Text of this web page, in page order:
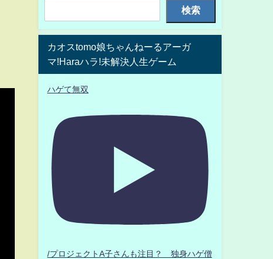
検索
カオスtomo娘ちゃんねーるアーガ
マ!Haraハラ!未解決人生ゲーム
ハゲて無双
/プロジェクトA子さんも注目？ 独身ハゲ僧